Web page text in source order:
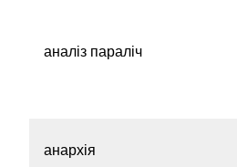
аналіз параліч
анархія